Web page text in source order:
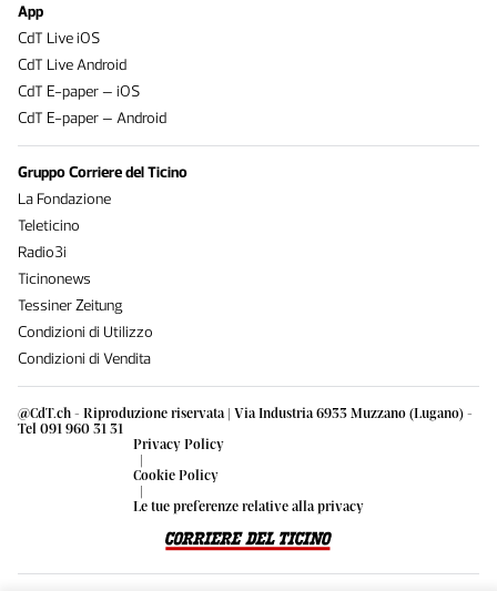
@CdT.ch - Riproduzione riservata | Via Industria 6933 Muzzano (Lugano) -
Tel 091 960 31 31
Privacy Policy
|
Cookie Policy
|
Le tue preferenze relative alla privacy
App
CdT Live iOS
CdT Live Android
CdT E-paper – iOS
CdT E-paper – Android
Gruppo Corriere del Ticino
La Fondazione
Teleticino
Radio3i
Ticinonews
Tessiner Zeitung
Condizioni di Utilizzo
Condizioni di Vendita